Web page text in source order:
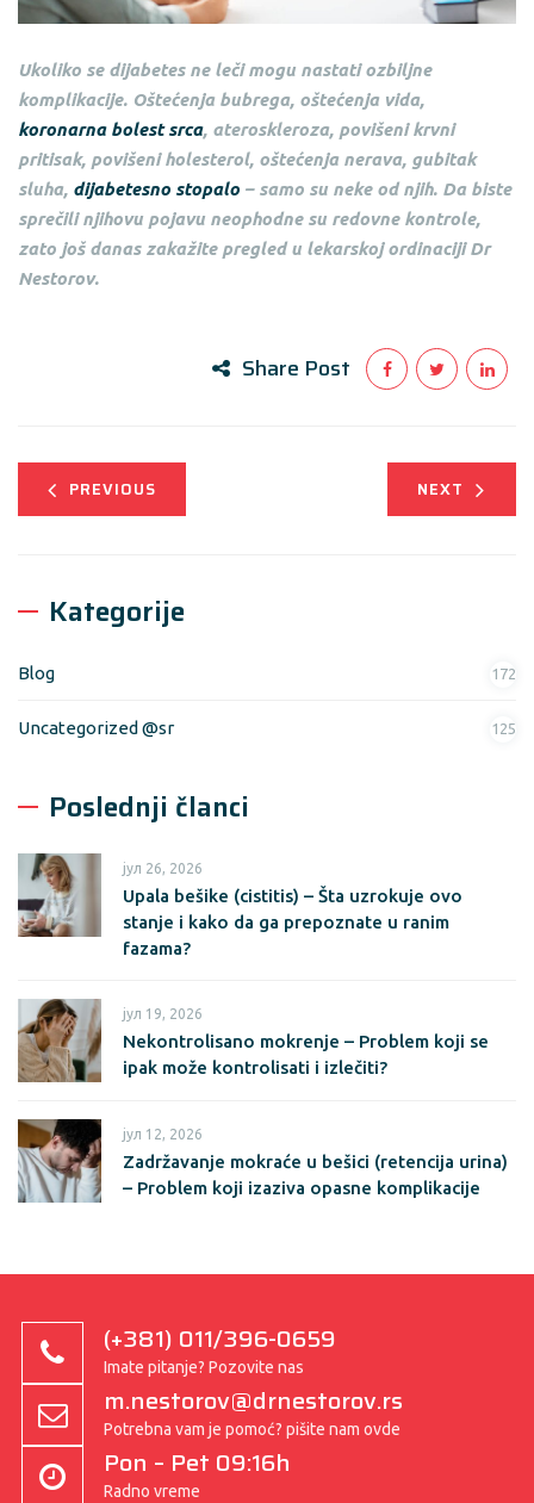
Ukoliko se dijabetes ne leči mogu nastati ozbiljne
komplikacije. Oštećenja bubrega, oštećenja vida,
koronarna bolest srca, ateroskleroza, povišeni krvni
pritisak, povišeni holesterol, oštećenja nerava, gubitak
sluha, dijabetesno stopalo – samo su neke od njih. Da biste
sprečili njihovu pojavu neophodne su redovne kontrole,
zato još danas zakažite pregled u lekarskoj ordinaciji Dr
Nestorov.
Share Post
PREVIOUS NEXT
Kategorije
Blog 172
Uncategorized @sr 125
Poslednji članci
јул 26, 2026
Upala bešike (cistitis) – Šta uzrokuje ovo
stanje i kako da ga prepoznate u ranim
fazama?
јул 19, 2026
Nekontrolisano mokrenje – Problem koji se
ipak može kontrolisati i izlečiti?
јул 12, 2026
Zadržavanje mokraće u bešici (retencija urina)
– Problem koji izaziva opasne komplikacije
(+381) 011/396-0659
Imate pitanje? Pozovite nas
m.nestorov@drnestorov.rs
Potrebna vam je pomoć? pišite nam ovde
Pon – Pet 09:16h
Radno vreme